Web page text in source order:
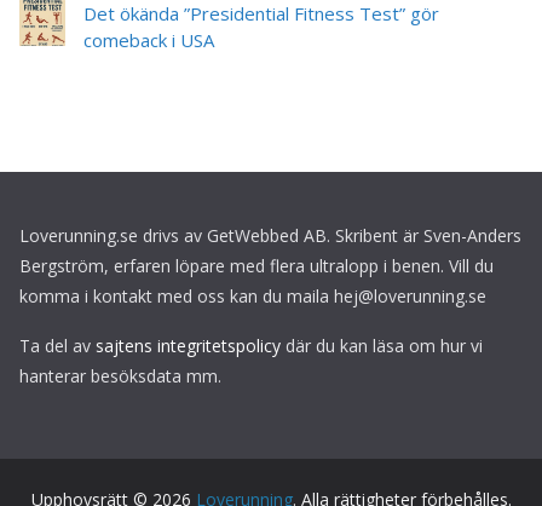
Det ökända ”Presidential Fitness Test” gör
comeback i USA
Loverunning.se drivs av GetWebbed AB. Skribent är Sven-Anders
Bergström, erfaren löpare med flera ultralopp i benen. Vill du
komma i kontakt med oss kan du maila hej@loverunning.se
Ta del av sajtens integritetspolicy där du kan läsa om hur vi
hanterar besöksdata mm.
Upphovsrätt © 2026 Loverunning. Alla rättigheter förbehålles.